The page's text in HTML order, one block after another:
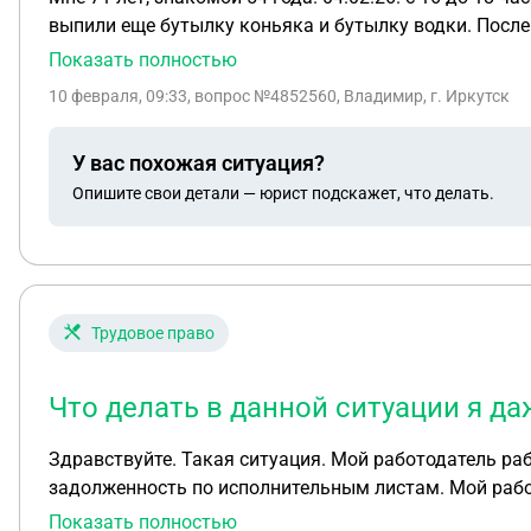
выпили еще бутылку коньяка и бутылку водки.
оттолкнул ее от себя, она упала. У нее побежала
справку о побоях, а утром написала заявление о попытке
сколько дней отводится на это, со дня подачи
Показать полностью
10 февраля, 09:33, вопрос №4852560, Владимир, г. Иркутск
У вас похожая ситуация?
Опишите свои детали — юрист подскажет, что делать.
Трудовое право
Что делать в данной ситуации я
Здравствуйте. Такая ситуация. Мой работодатель работает через Газпромбанк, а я получаю заработную плату на Тиньков банк. Страну отмечу я имею
задолженность по исполнительным листам. Мой работодатель отправил платёжное поручение с указанием вида дохода, но банк посредник сделал перевод без
указания вида дохода, что привело к списанию всей заработной платы(аванса) Я прикреплю файл что
Показать полностью